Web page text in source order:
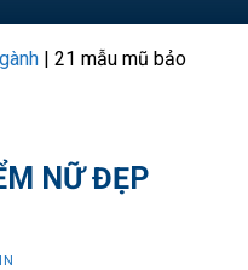
| 21 mẫu mũ bảo
NỮ ĐẸP